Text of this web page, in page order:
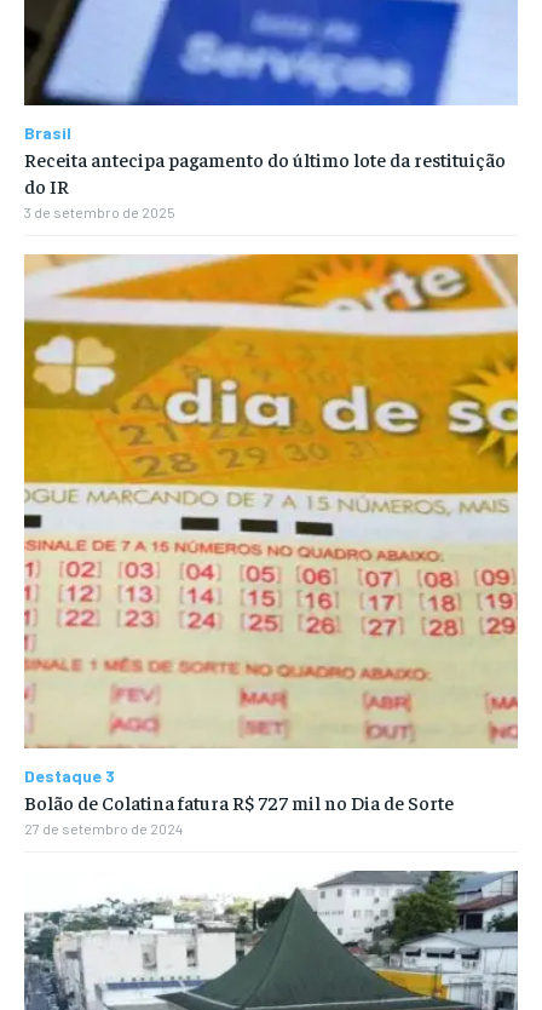
Brasil
Receita antecipa pagamento do último lote da restituição
do IR
3 de setembro de 2025
Destaque 3
Bolão de Colatina fatura R$ 727 mil no Dia de Sorte
27 de setembro de 2024